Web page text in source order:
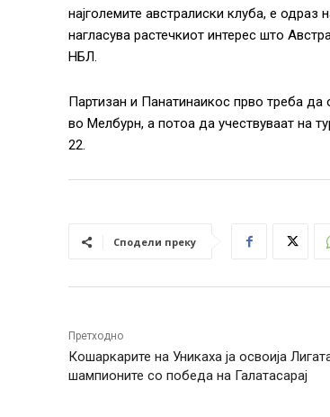
најголемите австралиски клуба, е одраз
нагласува растечкиот интерес што
НБЛ.
Партизан и Панатинаикос прво треба да
во Мелбурн, а потоа да учествуваат на
22.
Сподели преку
Претходно
Кошаркарите на Уникаха ја освоија
шампионите со победа на Галатасарај